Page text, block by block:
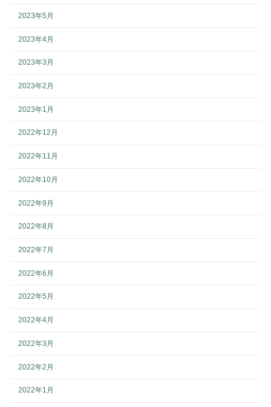
2023年5月
2023年4月
2023年3月
2023年2月
2023年1月
2022年12月
2022年11月
2022年10月
2022年9月
2022年8月
2022年7月
2022年6月
2022年5月
2022年4月
2022年3月
2022年2月
2022年1月